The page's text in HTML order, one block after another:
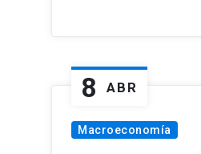
8 ABR
Macroeconomía